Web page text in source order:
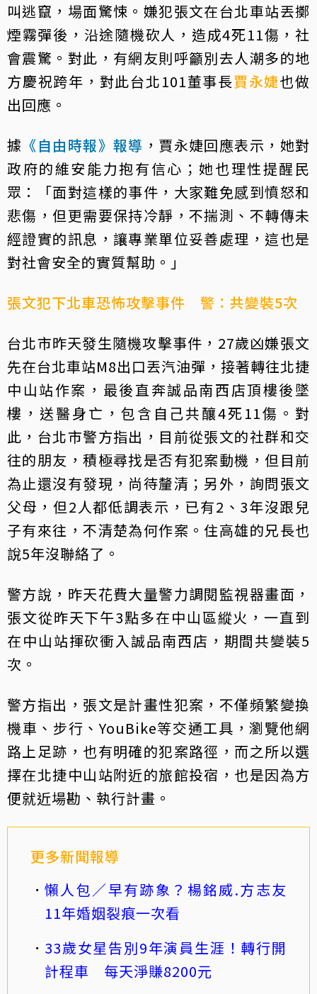
叫逃竄，場面驚悚。嫌犯張文在台北車站丟擲
煙霧彈後，沿途隨機砍人，造成4死11傷，社
會震驚。對此，有網友則呼籲別去人潮多的地
方慶祝跨年，對此台北101董事長賈永婕也做
出回應。
據 《自由時報》報導 ，賈永婕回應表示，她對
政府的維安能力抱有信心；她也理性提醒民
眾：「面對這樣的事件，大家難免感到憤怒和
悲傷，但更需要保持冷靜，不揣測、不轉傳未
經證實的訊息，讓專業單位妥善處理，這也是
對社會安全的實質幫助。」
張文犯下北車恐怖攻擊事件 警：共變裝5次
台北市昨天發生隨機攻擊事件，27歲凶嫌張文
先在台北車站M8出口丟汽油彈，接著轉往北捷
中山站作案，最後直奔誠品南西店頂樓後墜
樓，送醫身亡，包含自己共釀4死11傷。對
此，台北市警方指出，目前從張文的社群和交
往的朋友，積極尋找是否有犯案動機，但目前
為止還沒有發現，尚待釐清；另外，詢問張文
父母，但2人都低調表示，已有2、3年沒跟兒
子有來往，不清楚為何作案。住高雄的兄長也
說5年沒聯絡了。
警方說，昨天花費大量警力調閱監視器畫面，
張文從昨天下午3點多在中山區縱火，一直到
在中山站揮砍衝入誠品南西店，期間共變裝5
次。
警方指出，張文是計畫性犯案，不僅頻繁變換
機車、步行、YouBike等交通工具，瀏覽他網
路上足跡，也有明確的犯案路徑，而之所以選
擇在北捷中山站附近的旅館投宿，也是因為方
便就近場勘、執行計畫。
更多新聞報導
懶人包／早有跡象？楊銘威.方志友
11年婚姻裂痕一次看
33歲女星告別9年演員生涯！轉行開
計程車 每天淨賺8200元